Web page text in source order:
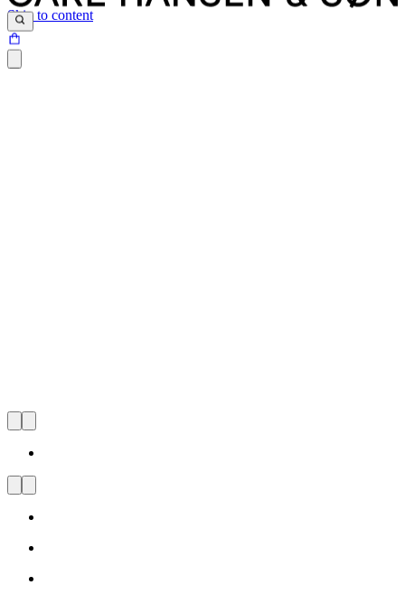
Skip to content
Carl Hansen & Søn Flagship
Store Osaka